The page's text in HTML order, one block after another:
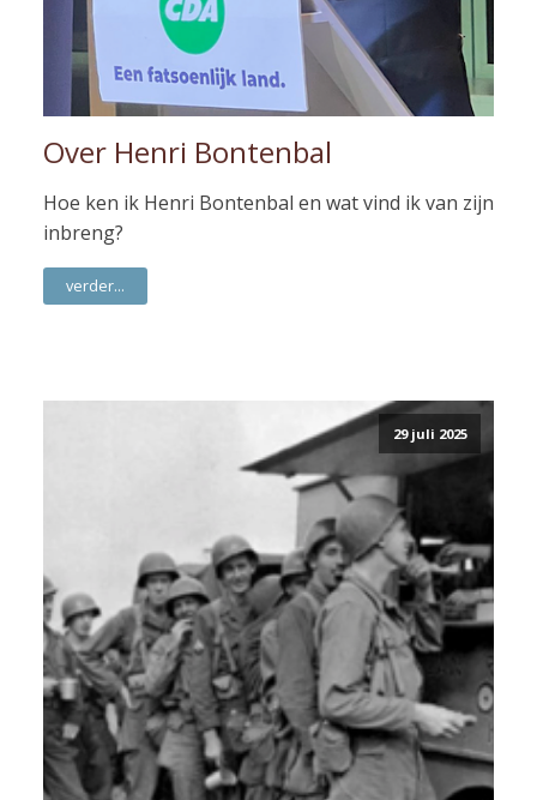
Over Henri Bontenbal
Hoe ken ik Henri Bontenbal en wat vind ik van zijn
inbreng?
verder...
29 juli 2025